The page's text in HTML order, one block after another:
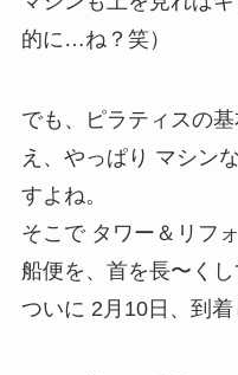
的に…ね？笑）
でも、ピラティスの
え、やっぱり マシン
すよね。
そこで タワー＆リフ
船便を、首を長〜くし
ついに 2月10日、到着